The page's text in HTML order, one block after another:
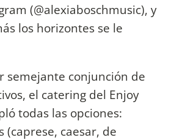
(@alexiaboschmusic), y
los horizontes se le
semejante conjunción de
el catering del Enjoy
todas las opciones:
(caprese, caesar, de